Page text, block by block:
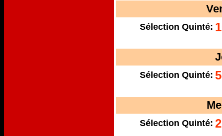
Sélection Quinté:
Sélection Quinté:
Sélection Quinté: